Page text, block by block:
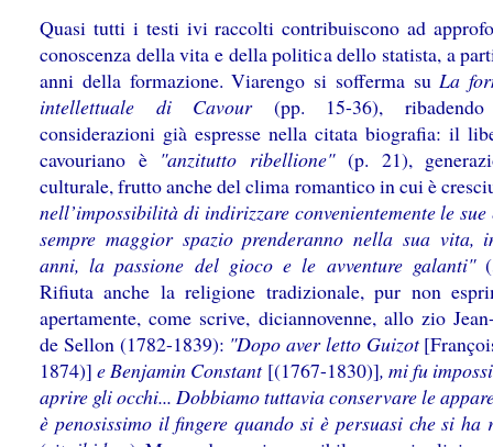
Quasi tutti i testi ivi raccolti contribuiscono ad
conoscenza della vita e della politica dello statista, a
anni della formazione. Viarengo si sofferma suLa
intellettuale di Cavour (pp. 15-36),
considerazioni già espresse nella citata biografia: il
cavouriano è "anzitutto ribellione"(p. 21),
culturale, frutto anche del clima romantico in cui è
nell’impossibilità di indirizzare convenientemente le sue
sempre maggior spazio prenderanno nella sua vita,
anni, la passione del gioco e le avventure galanti"(
Rifiuta anche la religione tradizionale, pur non
apertamente, come scrive, diciannovenne, allo zio
de Sellon (1782-1839): "Dopo aver letto Guizot
1874)]e Benjamin Constant [(1767-1830)], mi fu
aprire gli occhi... Dobbiamo tuttavia conservare le
è penosissimo il fingere quando si è persuasi che si ha